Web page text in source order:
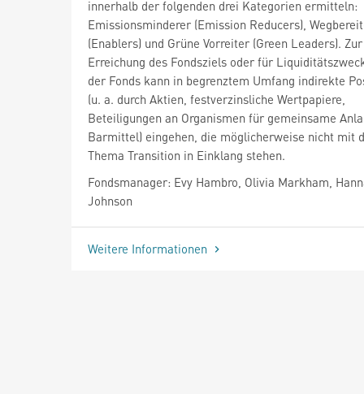
innerhalb der folgenden drei Kategorien ermitteln:
Emissionsminderer (Emission Reducers),
(Enablers) und Grüne Vorreiter (Green Leaders). Zur
Erreichung des Fondsziels oder für
der Fonds kann in begrenztem Umfang indirekte
(u. a. durch Aktien, festverzinsliche Wertpapiere,
Beteiligungen an Organismen für gemeinsame
Barmittel) eingehen, die möglicherweise nicht mit
Thema Transition in Einklang stehen.
Fondsmanager: Evy Hambro, Olivia Markham,
Johnson
Weitere Informationen